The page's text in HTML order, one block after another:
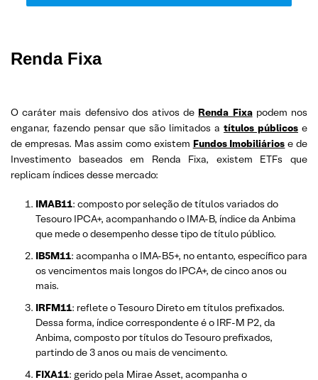
Renda Fixa
O caráter mais defensivo dos ativos de Renda Fixapodem nos
enganar, fazendo pensar que são limitados a títulos públicos e
de empresas. Mas assim como existem Fundos Imobiliários e de
Investimento baseados em Renda Fixa, existem ETFs que
replicam índices desse mercado:
IMAB11: composto por seleção de títulos variados do
Tesouro IPCA+, acompanhando o IMA-B, índice da Anbima
que mede o desempenho desse tipo de título público.
IB5M11: acompanha o IMA-B5+, no entanto, específico para
os vencimentos mais longos do IPCA+, de cinco anos ou
mais.
IRFM11: reflete o Tesouro Direto em títulos prefixados.
Dessa forma, índice correspondente é o IRF-M P2, da
Anbima, composto por títulos do Tesouro prefixados,
partindo de 3 anos ou mais de vencimento.
FIXA11: gerido pela Mirae Asset, acompanha o